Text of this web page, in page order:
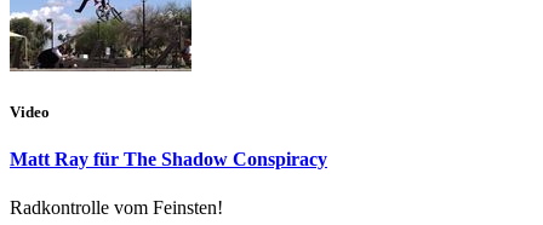
Video
Matt Ray für The Shadow Conspiracy
Radkontrolle vom Feinsten!